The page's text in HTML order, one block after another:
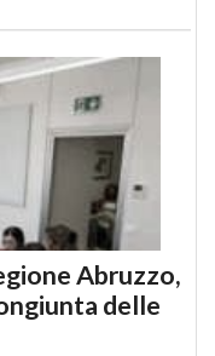
Abruzzo,
delle